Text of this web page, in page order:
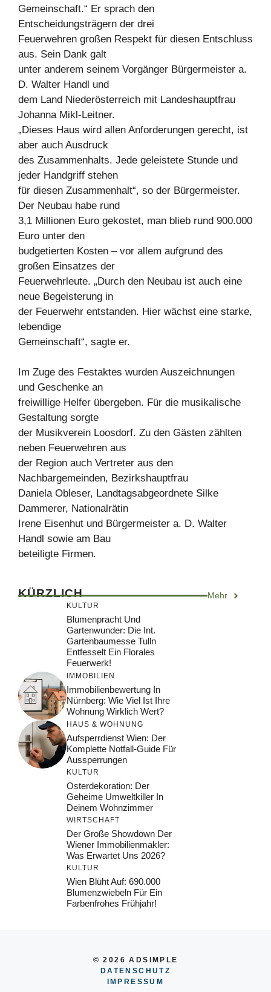
Gemeinschaft.“ Er sprach den
Entscheidungsträgern der drei
Feuerwehren großen Respekt für diesen Entschluss
aus. Sein Dank galt
unter anderem seinem Vorgänger Bürgermeister a.
D. Walter Handl und
dem Land Niederösterreich mit Landeshauptfrau
Johanna Mikl-Leitner.
„Dieses Haus wird allen Anforderungen gerecht, ist
aber auch Ausdruck
des Zusammenhalts. Jede geleistete Stunde und
jeder Handgriff stehen
für diesen Zusammenhalt“, so der Bürgermeister.
Der Neubau habe rund
3,1 Millionen Euro gekostet, man blieb rund 900.000
Euro unter den
budgetierten Kosten – vor allem aufgrund des
großen Einsatzes der
Feuerwehrleute. „Durch den Neubau ist auch eine
neue Begeisterung in
der Feuerwehr entstanden. Hier wächst eine starke,
lebendige
Gemeinschaft“, sagte er.
Im Zuge des Festaktes wurden Auszeichnungen
und Geschenke an
freiwillige Helfer übergeben. Für die musikalische
Gestaltung sorgte
der Musikverein Loosdorf. Zu den Gästen zählten
neben Feuerwehren aus
der Region auch Vertreter aus den
Nachbargemeinden, Bezirkshauptfrau
Daniela Obleser, Landtagsabgeordnete Silke
Dammerer, Nationalrätin
Irene Eisenhut und Bürgermeister a. D. Walter
Handl sowie am Bau
beteiligte Firmen.
KÜRZLICH Mehr
KULTUR
Blumenpracht Und
Gartenwunder: Die Int.
Gartenbaumesse Tulln
Entfesselt Ein Florales
Feuerwerk!
IMMOBILIEN
Immobilienbewertung In
Nürnberg: Wie Viel Ist Ihre
Wohnung Wirklich Wert?
HAUS & WOHNUNG
Aufsperrdienst Wien: Der
Komplette Notfall-Guide Für
Aussperrungen
KULTUR
Osterdekoration: Der
Geheime Umweltkiller In
Deinem Wohnzimmer
WIRTSCHAFT
Der Große Showdown Der
Wiener Immobilienmakler:
Was Erwartet Uns 2026?
KULTUR
Wien Blüht Auf: 690.000
Blumenzwiebeln Für Ein
Farbenfrohes Frühjahr!
© 2026 ADSIMPLE
DATENSCHUTZ
IMPRESSUM